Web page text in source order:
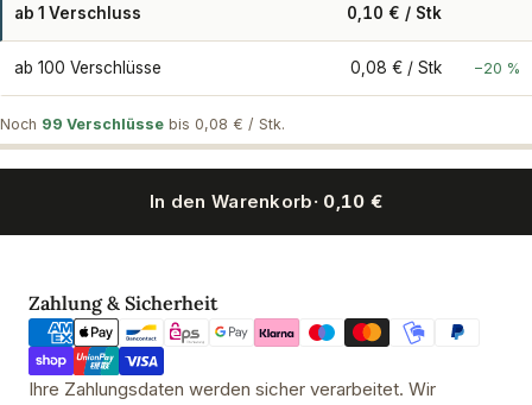
ab 1 Verschluss 0,10 € / Stk
ab 100 Verschlüsse 0,08 € / Stk −20 %
Noch 99 Verschlüsse bis 0,08 € / Stk.
In den Warenkorb· 0,10 €
Zahlung & Sicherheit
Zahlungsmethoden
Ihre Zahlungsdaten werden sicher verarbeitet. Wir